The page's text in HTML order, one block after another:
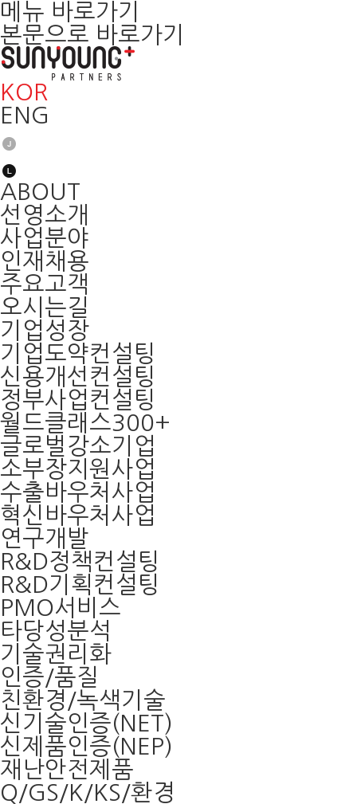
메뉴 바로가기
본문으로 바로가기
KOR
ENG
ABOUT
선영소개
사업분야
인재채용
주요고객
오시는길
기업성장
기업도약컨설팅
신용개선컨설팅
정부사업컨설팅
월드클래스300+
글로벌강소기업
소부장지원사업
수출바우처사업
혁신바우처사업
연구개발
R&D정책컨설팅
R&D기획컨설팅
PMO서비스
타당성분석
기술권리화
인증/품질
친환경/녹색기술
신기술인증(NET)
신제품인증(NEP)
재난안전제품
Q/GS/K/KS/환경